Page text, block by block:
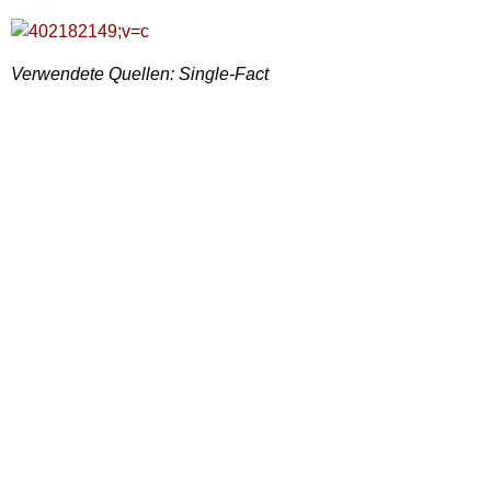
Verwendete Quellen: Single-Fact